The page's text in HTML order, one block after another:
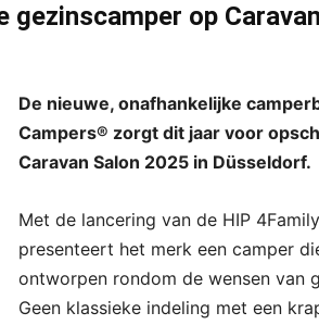
op
De nieuwe, onafhankelijke
Campers® zorgt dit jaar voor
Caravan Salon 2025 in Düsseldorf.
Met de lancering van de HIP
presenteert het merk een camper
ontworpen rondom de wensen van
Geen klassieke indeling met een